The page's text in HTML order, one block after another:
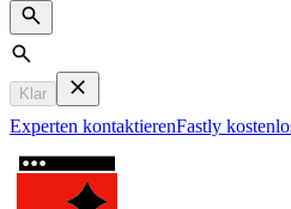
Search
Klar
Experten kontaktierenFastly